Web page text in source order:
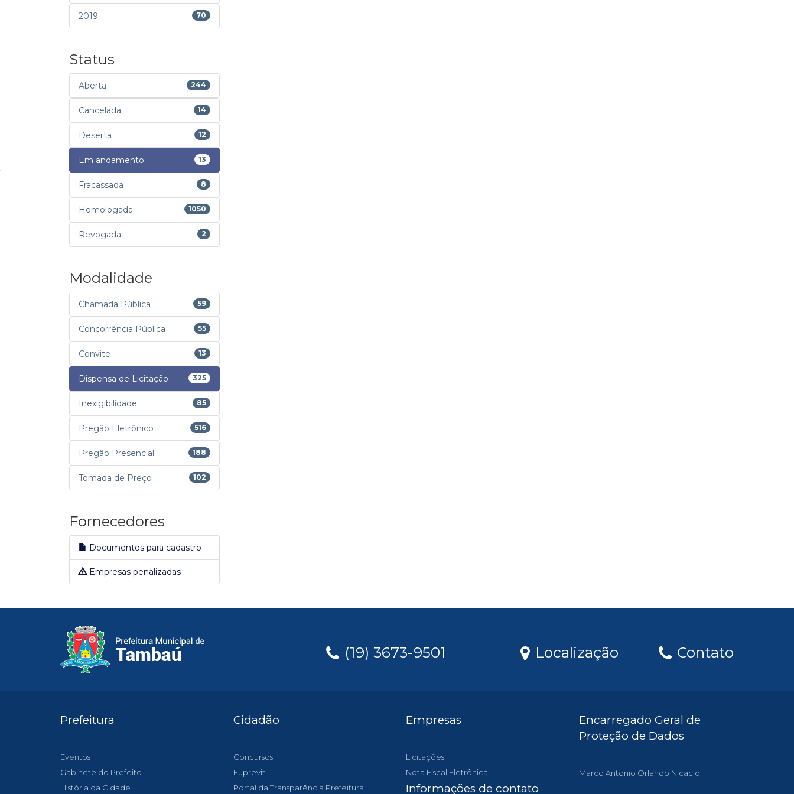
2019 70
Status
Aberta 244
Cancelada 14
Deserta 12
Em andamento 13
Fracassada 8
Homologada 1050
Revogada 2
Modalidade
Chamada Pública 59
Concorrência Pública 55
Convite 13
Dispensa de Licitação 325
Inexigibilidade 85
Pregão Eletrônico 516
Pregão Presencial 188
Tomada de Preço 102
Fornecedores
Documentos para cadastro
Empresas penalizadas
(19) 3673-9501 Localização Contato
Prefeitura
Eventos
Gabinete do Prefeito
História da Cidade
Cidadão
Concursos
Fuprevit
Portal da Transparência Prefeitura
Empresas
Licitações
Nota Fiscal Eletrônica
Encarregado Geral de
Proteção de Dados
Marco Antonio Orlando Nicacio
Informações de contato